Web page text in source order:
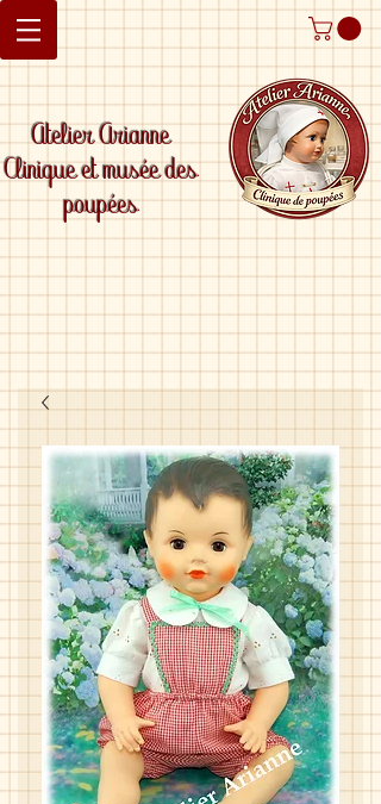
Atelier Arianne
Clinique et musée des
poupées